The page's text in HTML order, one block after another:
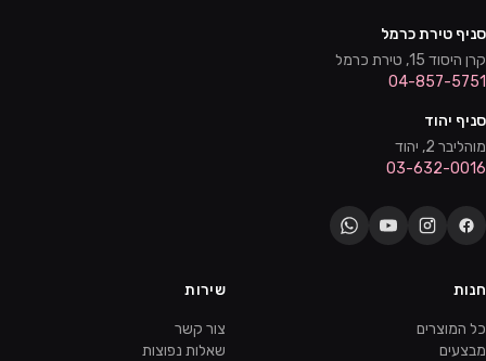
סניף טירת כרמל
קרן היסוד 15, טירת כרמל
04-857-5751
סניף יהוד
מוהליבר 2, יהוד
03-632-0016
חנות
כל המוצרים
מבצעים
שירות
צור קשר
שאלות נפוצות